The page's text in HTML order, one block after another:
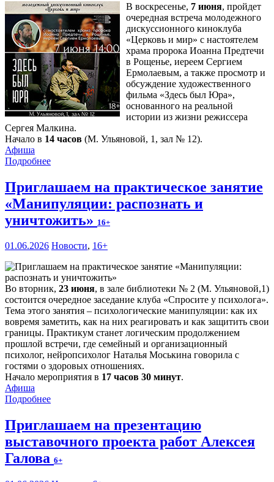
В воскресенье, 7 июня, пройдет
очередная встреча молодежного
дискуссионного киноклуба
«Церковь и мир» с настоятелем
храма пророка Иоанна Предтечи
в Рощенье, иереем Сергием
Ермолаевым, а также просмотр и
обсуждение художественного
фильма «Здесь был Юра»,
основанного на реальной
истории из жизни режиссера
Сергея Малкина.
Начало в 14 часов (М. Ульяновой, 1, зал № 12).
Афиша
Подробнее
Приглашаем на практическое занятие
«Манипуляции: распознать и
уничтожить» 16+
01.06.2026 Новости, 16+
Во вторник, 23 июня, в зале библиотеки № 2 (М. Ульяновой,1)
состоится очередное заседание клуба «Спросите у психолога».
Тема этого занятия – психологические манипуляции: как их
вовремя заметить, как на них реагировать и как защитить свои
границы. Практикум станет логическим продолжением
прошлой встречи, где семейный и организационный
психолог, нейропсихолог Наталья Моськина говорила с
гостями о здоровых отношениях.
Начало мероприятия в 17 часов 30 минут.
Афиша
Подробнее
Приглашаем на презентацию
выставочного проекта работ Алексея
Галова 6+